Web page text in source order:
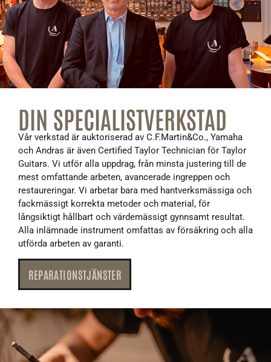
DIN SPECIALISTVERKSTAD
Vår verkstad är auktoriserad av C.F.Martin&Co., Yamaha
och Andras är även Certified Taylor Technician för Taylor
Guitars. Vi utför alla uppdrag, från minsta justering till de
mest omfattande arbeten, avancerade ingreppen och
restaureringar. Vi arbetar bara med hantverksmässiga och
fackmässigt korrekta metoder och material, för
långsiktigt hållbart och värdemässigt gynnsamt resultat.
Alla inlämnade instrument omfattas av försäkring och alla
utförda arbeten av garanti.
REPARATIONSTJÄNSTER